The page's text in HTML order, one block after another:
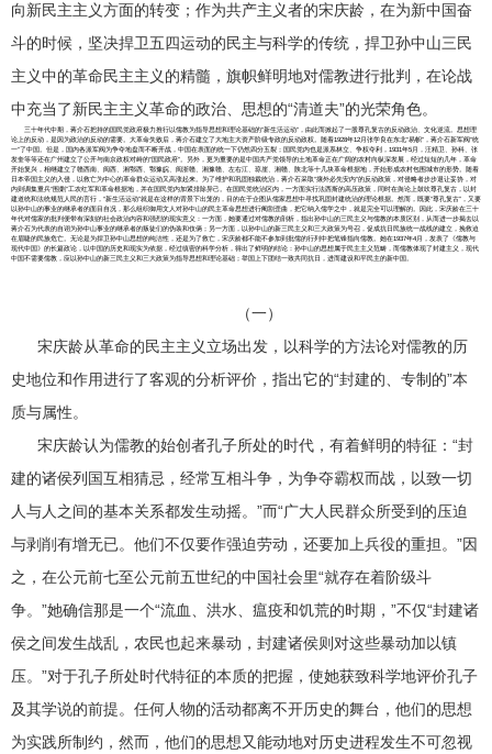
向新民主主义方面的转变；作为共产主义者的宋庆龄，在为新中国奋
斗的时候，坚决捍卫五四运动的民主与科学的传统，捍卫孙中山三民
主义中的革命民主主义的精髓，旗帜鲜明地对儒教进行批判，在论战
中充当了新民主主义革命的政治、思想的“清道夫”的光荣角色。
三十年代中期，蒋介石把持的国民党政府极力推行以儒教为指导思想和理论基础的“新生活运动”，由此而掀起了一股尊孔复古的反动政治、文化逆流。思想理
论上的反动，是因为政治的反动的需要。大革命失败后，蒋介石建立了大地主大资产阶级专政的反动政权。随着1928年12月张学良在东北“易帜”，蒋介石新军阀“统
一”了中国。但是，国内各派军阀为争夺地盘而不断开战，中国在表面的统一下仍然四分五裂；国民党内也是派系林立、争权夺利，1931年5月，汪精卫、孙科、张
发奎等等还在广州建立了公开与南京政权对峙的“国民政府”。另外，更为重要的是中国共产党领导的土地革命正在广阔的农村向纵深发展，经过短短的几年，革命
开始复兴，相继建立了赣西南、闽西、湘鄂西、鄂豫皖、闽浙赣、湘豫赣、左右江、琼崖、湘赣、陕北等十几块革命根据地，开始形成农村包围城市的形势。随着
日本帝国主义的入侵，以救亡为中心的革命群众运动又高涨起来。为了维护和巩固独裁统治，蒋介石采取“攘外必先安内”的反动政策，对侵略者步步退让妥协，对
内则调集重兵“围剿”工农红军和革命根据地，并在国民党内加紧排除异己。在国民党统治区内，一方面实行法西斯的高压政策，同时在舆论上鼓吹尊孔复古，以封
建道统和法统规范人民的言行，“新生活运动”就是在这样的背景下出笼的，目的在于企图从儒家思想中寻找巩固封建统治的理论根据。然而，既要“尊孔复古”，又要
以孙中山的事业的继承者的面目自况，那么组织御用文人对孙中山的民主革命思想进行阉割歪曲，把它纳入儒学之中，就是完全可以理解的。因此，宋庆龄在三十
年代对儒家的批判便带有深刻的社会政治内容和强烈的现实意义：一方面，她要通过对儒教的剖析，指出孙中山的三民主义与儒教的本质区别，从而进一步揭去以
蒋介石为代表的自诩为孙中山事业的继承者的叛徒们的伪装和伎俩；另一方面，以孙中山的新三民主义和三大政策为号召，促成抗日民族统一战线的建立，挽救迫
在眉睫的民族危亡。无论是为捍卫孙中山思想的纯洁性，还是为了救亡，宋庆龄都不能不参加到批儒的行列中把笔锋指向儒教。她在1937年4月，发表了《儒教与
现代中国》的长篇政论，以中国的历史和现实为依据，经过缜密的科学分析，得出了鲜明的结论：孙中山的思想属于民主主义范畴，而儒教体现了封建主义，现代
中国不需要儒教，应以孙中山的新三民主义和三大政策为指导思想和理论基础；举国上下团结一致共同抗日，进而建设和平民主的新中国。
（一）
宋庆龄从革命的民主主义立场出发，以科学的方法论对儒教的历
史地位和作用进行了客观的分析评价，指出它的“封建的、专制的”本
质与属性。
宋庆龄认为儒教的始创者孔子所处的时代，有着鲜明的特征：“封
建的诸侯列国互相猜忌，经常互相斗争，为争夺霸权而战，以致一切
人与人之间的基本关系都发生动摇。”而“广大人民群众所受到的压迫
与剥削有增无已。他们不仅要作强迫劳动，还要加上兵役的重担。”因
之，在公元前七至公元前五世纪的中国社会里“就存在着阶级斗
争。”她确信那是一个“流血、洪水、瘟疫和饥荒的时期，”不仅“封建诸
侯之间发生战乱，农民也起来暴动，封建诸侯则对这些暴动加以镇
压。”对于孔子所处时代特征的本质的把握，使她获致科学地评价孔子
及其学说的前提。任何人物的活动都离不开历史的舞台，他们的思想
为实践所制约，然而，他们的思想又能动地对历史进程发生不可忽视